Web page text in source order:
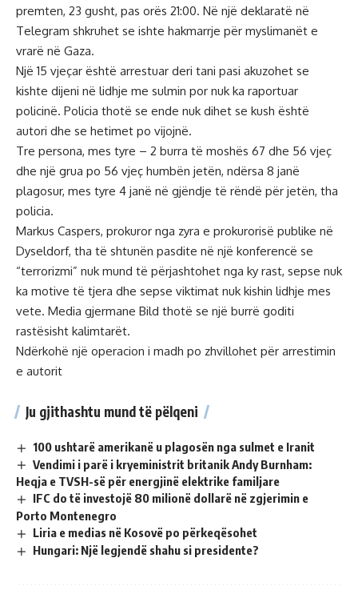
premten, 23 gusht, pas orës 21:00. Në një deklaratë në
Telegram shkruhet se ishte hakmarrje për myslimanët e
vrarë në Gaza.
Një 15 vjeçar është arrestuar deri tani pasi akuzohet se
kishte dijeni në lidhje me sulmin por nuk ka raportuar
policinë. Policia thotë se ende nuk dihet se kush është
autori dhe se hetimet po vijojnë.
Tre persona, mes tyre – 2 burra të moshës 67 dhe 56 vjeç
dhe një grua po 56 vjeç humbën jetën, ndërsa 8 janë
plagosur, mes tyre 4 janë në gjëndje të rëndë për jetën, tha
policia.
Markus Caspers, prokuror nga zyra e prokurorisë publike në
Dyseldorf, tha të shtunën pasdite në një konferencë se
“terrorizmi” nuk mund të përjashtohet nga ky rast, sepse nuk
ka motive të tjera dhe sepse viktimat nuk kishin lidhje mes
vete. Media gjermane Bild thotë se një burrë goditi
rastësisht kalimtarët.
Ndërkohë një operacion i madh po zhvillohet për arrestimin
e autorit
Ju gjithashtu mund të pëlqeni
100 ushtarë amerikanë u plagosën nga sulmet e Iranit
Vendimi i parë i kryeministrit britanik Andy Burnham:
Heqja e TVSH-së për energjinë elektrike familjare
IFC do të investojë 80 milionë dollarë në zgjerimin e
Porto Montenegro
Liria e medias në Kosovë po përkeqësohet
Hungari: Një legjendë shahu si presidente?